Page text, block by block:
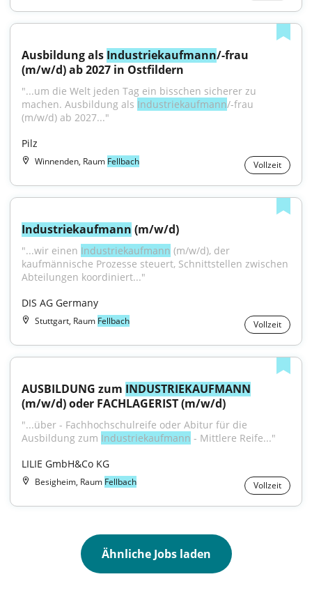
Ausbildung als Industriekaufmann/-frau
(m/w/d) ab 2027 in Ostfildern
"...um die Welt jeden Tag ein bisschen sicherer zu
machen. Ausbildung als Industriekaufmann/-frau
(m/w/d) ab 2027..."
Pilz
Winnenden, Raum Fellbach Vollzeit
Industriekaufmann (m/w/d)
"...wir einen Industriekaufmann (m/w/d), der
kaufmännische Prozesse steuert, Schnittstellen zwischen
Abteilungen koordiniert..."
DIS AG Germany
Stuttgart, Raum Fellbach Vollzeit
AUSBILDUNG zum INDUSTRIEKAUFMANN
(m/w/d) oder FACHLAGERIST (m/w/d)
"...über - Fachhochschulreife oder Abitur für die
Ausbildung zum Industriekaufmann - Mittlere Reife..."
LILIE GmbH&Co KG
Besigheim, Raum Fellbach Vollzeit
Ähnliche Jobs laden